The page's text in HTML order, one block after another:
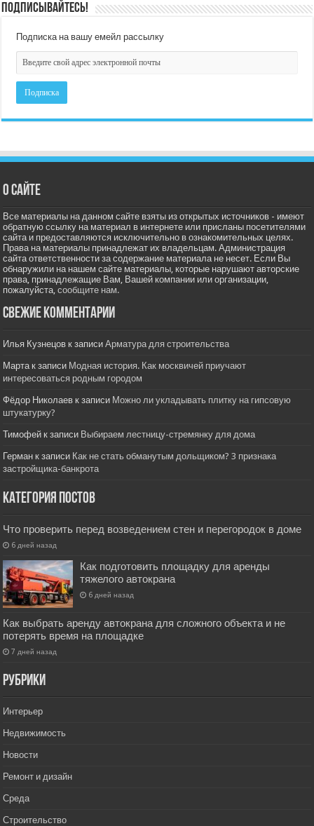
Подписывайтесь!
Подписка на вашу емейл рассылку
О сайте
Все материалы на данном сайте взяты из открытых источников - имеют
обратную ссылку на материал в интернете или присланы посетителями
сайта и предоставляются исключительно в ознакомительных целях.
Права на материалы принадлежат их владельцам. Администрация
сайта ответственности за содержание материала не несет. Если Вы
обнаружили на нашем сайте материалы, которые нарушают авторские
права, принадлежащие Вам, Вашей компании или организации,
пожалуйста,сообщите нам.
Свежие комментарии
Илья Кузнецов к записиАрматура для строительства
Марта к записи Модная история. Как москвичей приучают
интересоваться родным городом
Фёдор Николаев к записи Можно ли укладывать плитку на гипсовую
штукатурку?
Тимофей к записи Выбираем лестницу-стремянку для дома
Герман к записи Как не стать обманутым дольщиком? 3 признака
застройщика-банкрота
Категория постов
Что проверить перед возведением стен и перегородок в доме
6 дней назад
Как подготовить площадку для аренды
тяжелого автокрана
6 дней назад
Как выбрать аренду автокрана для сложного объекта и не
потерять время на площадке
7 дней назад
РУбрики
Интерьер
Недвижимость
Новости
Ремонт и дизайн
Среда
Строительство